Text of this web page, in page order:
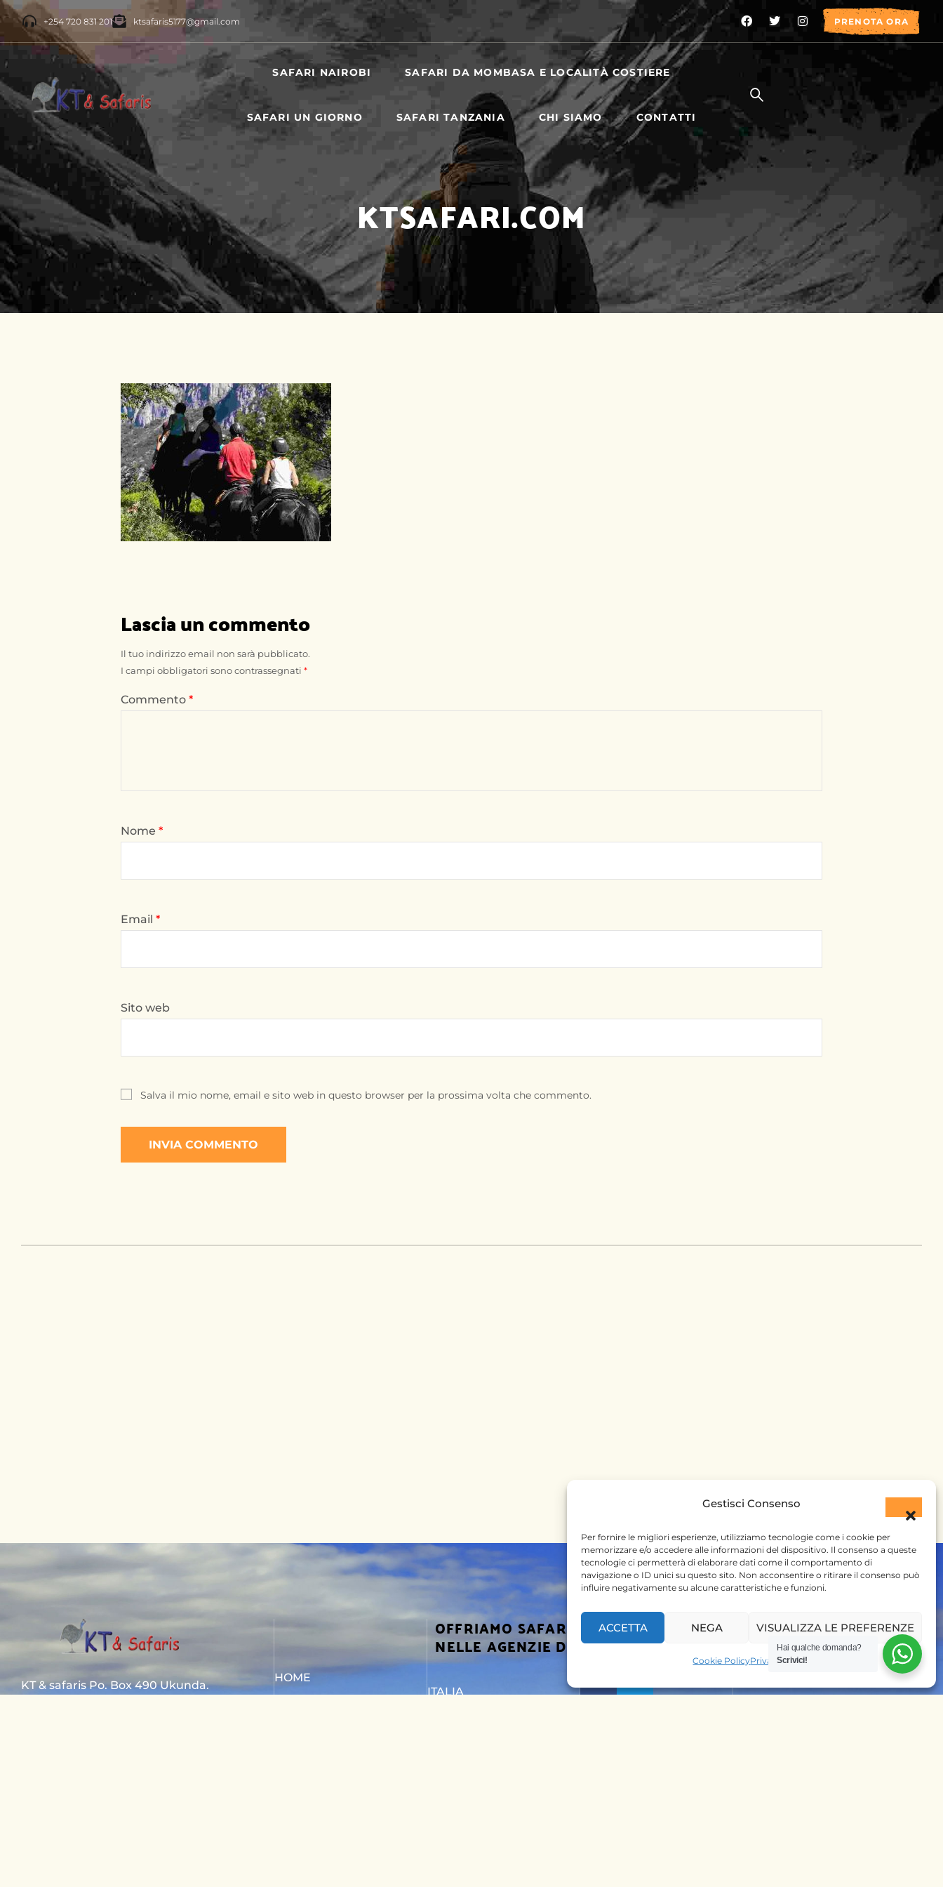
Gestisci Consenso
Per fornire le migliori esperienze, utilizziamo tecnologie come i cookie per
memorizzare e/o accedere alle informazioni del dispositivo. Il consenso a queste
tecnologie ci permetterà di elaborare dati come il comportamento di
navigazione o ID unici su questo sito. Non acconsentire o ritirare il consenso può
influire negativamente su alcune caratteristiche e funzioni.
ACCETTA NEGA VISUALIZZA LE PREFERENZE
Cookie PolicyPrivacy Policy
+254 720 831 201 ktsafaris5177@gmail.com PRENOTA ORA
SAFARI NAIROBI SAFARI DA MOMBASA E LOCALITÀ COSTIERE
SAFARI UN GIORNO SAFARI TANZANIA CHI SIAMO CONTATTI
KTSAFARI.COM
Lascia un commento
Il tuo indirizzo email non sarà pubblicato.
I campi obbligatori sono contrassegnati *
Commento *
Nome *
Email *
Sito web
Salva il mio nome, email e sito web in questo browser per la prossima volta che commento.
KT & safaris Po. Box 490 Ukunda.
HOME
OFFRIAMO SAFARI
NELLE AGENZIE DI
ITALIA
SEGUICI SU
TUO SAFARI
Hai qualche domanda?
Scrivici!